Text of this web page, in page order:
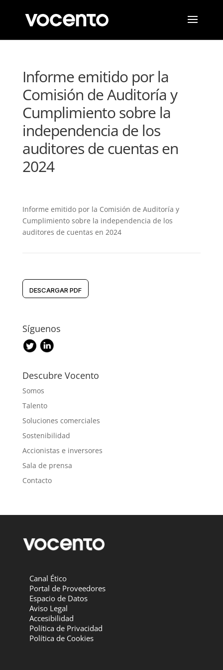
Informe emitido por la
Comisión de Auditoría y
Cumplimiento sobre la
independencia de los
auditores de cuentas en
2024
Informe emitido por la Comisión de Auditoría y
Cumplimiento sobre la independencia de los
auditores de cuentas en 2024
DESCARGAR PDF
Síguenos
Descubre Vocento
Somos
Talento
Soluciones comerciales
Sostenibilidad
Accionistas e inversores
Sala de prensa
Contacto
Canal Ético
Portal de Proveedores
Espacio de Datos
Aviso Legal
Accesibilidad
Política de Privacidad
Política de Cookies